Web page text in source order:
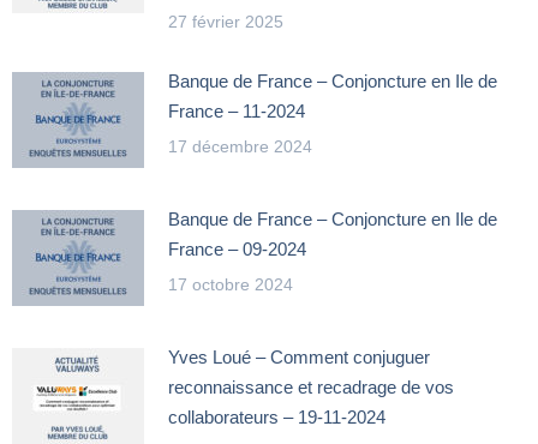
27 février 2025
Banque de France – Conjoncture en Ile de
France – 11-2024
17 décembre 2024
Banque de France – Conjoncture en Ile de
France – 09-2024
17 octobre 2024
Yves Loué – Comment conjuguer
reconnaissance et recadrage de vos
collaborateurs – 19-11-2024